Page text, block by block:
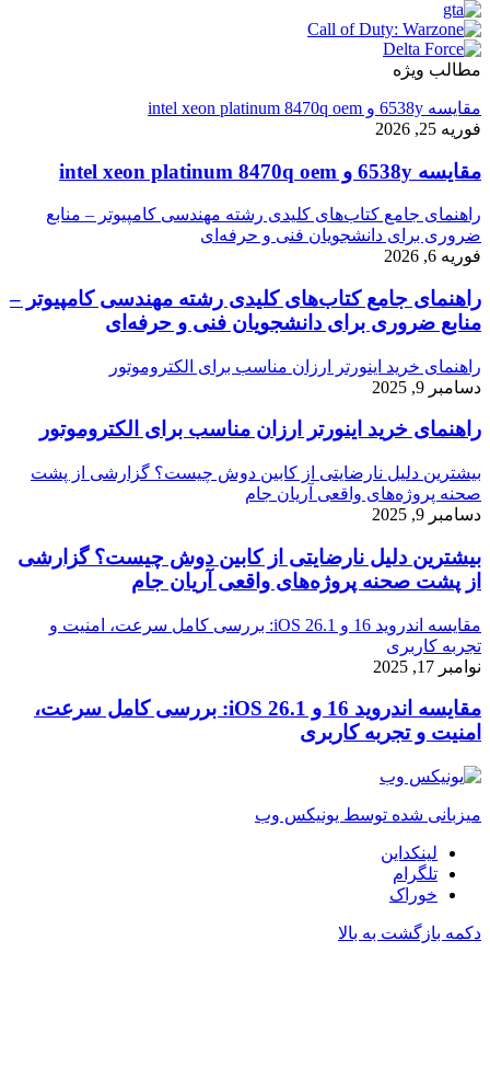
مطالب ویژه
مقایسه 6538y و intel xeon platinum 8470q oem
فوریه 25, 2026
مقایسه 6538y و intel xeon platinum 8470q oem
راهنمای جامع کتاب‌های کلیدی رشته مهندسی کامپیوتر – منابع
ضروری برای دانشجویان فنی و حرفه‌ای
فوریه 6, 2026
راهنمای جامع کتاب‌های کلیدی رشته مهندسی کامپیوتر –
منابع ضروری برای دانشجویان فنی و حرفه‌ای
راهنمای خرید اینورتر ارزان مناسب برای الکتروموتور
دسامبر 9, 2025
راهنمای خرید اینورتر ارزان مناسب برای الکتروموتور
بیشترین دلیل نارضایتی از کابین دوش چیست؟ گزارشی از پشت
صحنه پروژه‌های واقعی آریان جام
دسامبر 9, 2025
بیشترین دلیل نارضایتی از کابین دوش چیست؟ گزارشی
از پشت صحنه پروژه‌های واقعی آریان جام
مقایسه اندروید 16 و iOS 26.1: بررسی کامل سرعت، امنیت و
تجربه کاربری
نوامبر 17, 2025
مقایسه اندروید 16 و iOS 26.1: بررسی کامل سرعت،
امنیت و تجربه کاربری
میزبانی شده توسط یونیکس وب
لینکداین
تلگرام
خوراک
دکمه بازگشت به بالا